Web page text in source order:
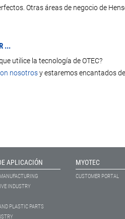
Otras áreas de negocio de
...
utilice la tecnología de OTEC?
nosotrosy estaremos encantados
APLICACIÓN
INDUSTRY
PLASTIC PARTS
MYOTEC
CUSTOMER PORTAL